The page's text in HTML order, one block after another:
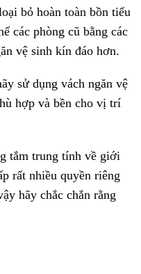
bỏ hoàn toàn bồn tiểu
các phòng cũ bằng các
vệ sinh kín đáo hơn.
sử dụng vách ngăn vệ
hợp và bền cho vị trí
tắm trung tính về giới
rất nhiều quyền riêng
hãy chắc chắn rằng